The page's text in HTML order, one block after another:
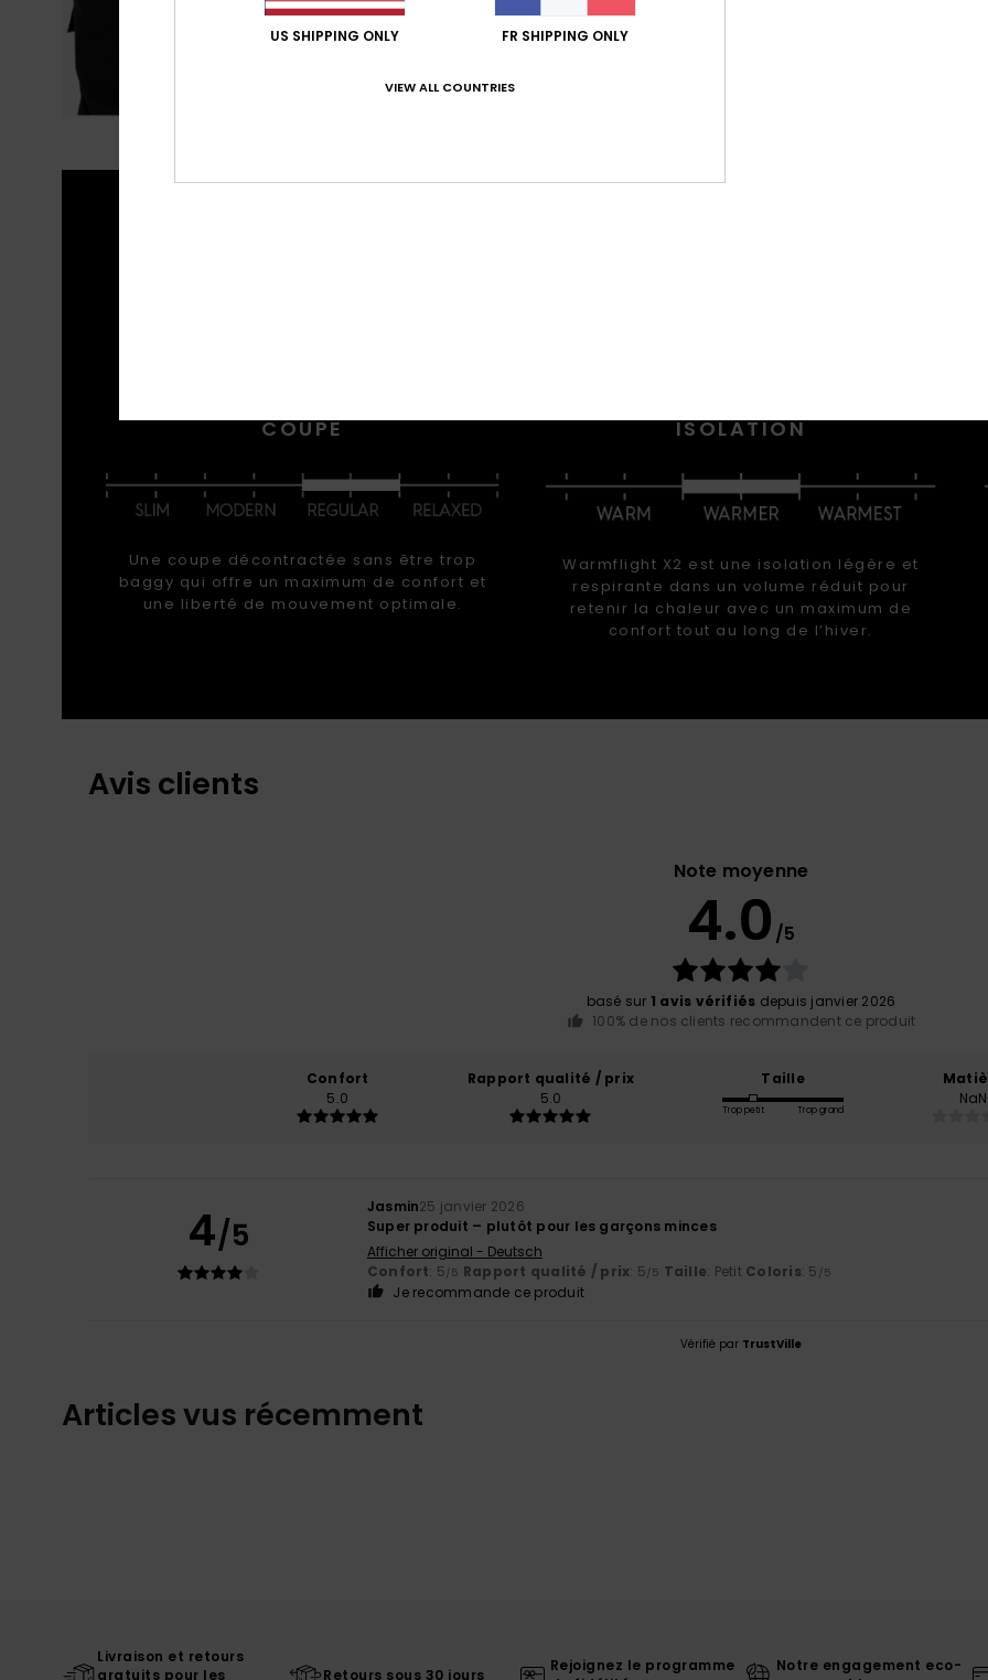
COUPE
Une coupe décontractée sans être trop
baggy qui offre un maximum de confort et
une liberté de mouvement optimale.
ISOLATION
Warmflight X2 est une isolation légère et
respirante dans un volume réduit pour
retenir la chaleur avec un maximum de
confort tout au long de l’hiver.
Avis clients
Note moyenne
4.0 /5
basé sur 1 avis vérifiés depuis janvier 2026
100% de nos clients recommandent ce produit
Confort
5.0
Rapport qualité / prix
5.0
Taille
Trop petit Trop grand
NaN
4/5
Jasmin25 janvier 2026
Super produit – plutôt pour les garçons minces
Afficher original - Deutsch
Confort: 5 /5 Rapport qualité / prix: 5 /5 Taille: Petit Coloris: 5 /5
Je recommande ce produit
Vérifié par TrustVille
Articles vus récemment
Livraison et retours
gratuits pour les
Retours sous 30 jours
Rejoignez le programme
Notre engagement eco-
US SHIPPING ONLY FR SHIPPING ONLY
VIEW ALL COUNTRIES